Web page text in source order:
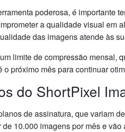
poderosa, é importante
a qualidade visual em
das imagens atende às
limite de compressão mensal,
próximo mês para continuar
do ShortPixel
de assinatura, que variam
10.000 imagens por mês e